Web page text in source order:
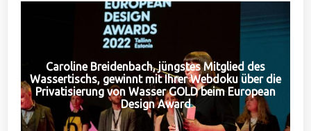
Caroline Breidenbach, jüngstes Mitglied des
Wassertischs, gewinnt mit Ihrer Webdoku über die
Privatisierung von Wasser GOLD beim European
Design Award